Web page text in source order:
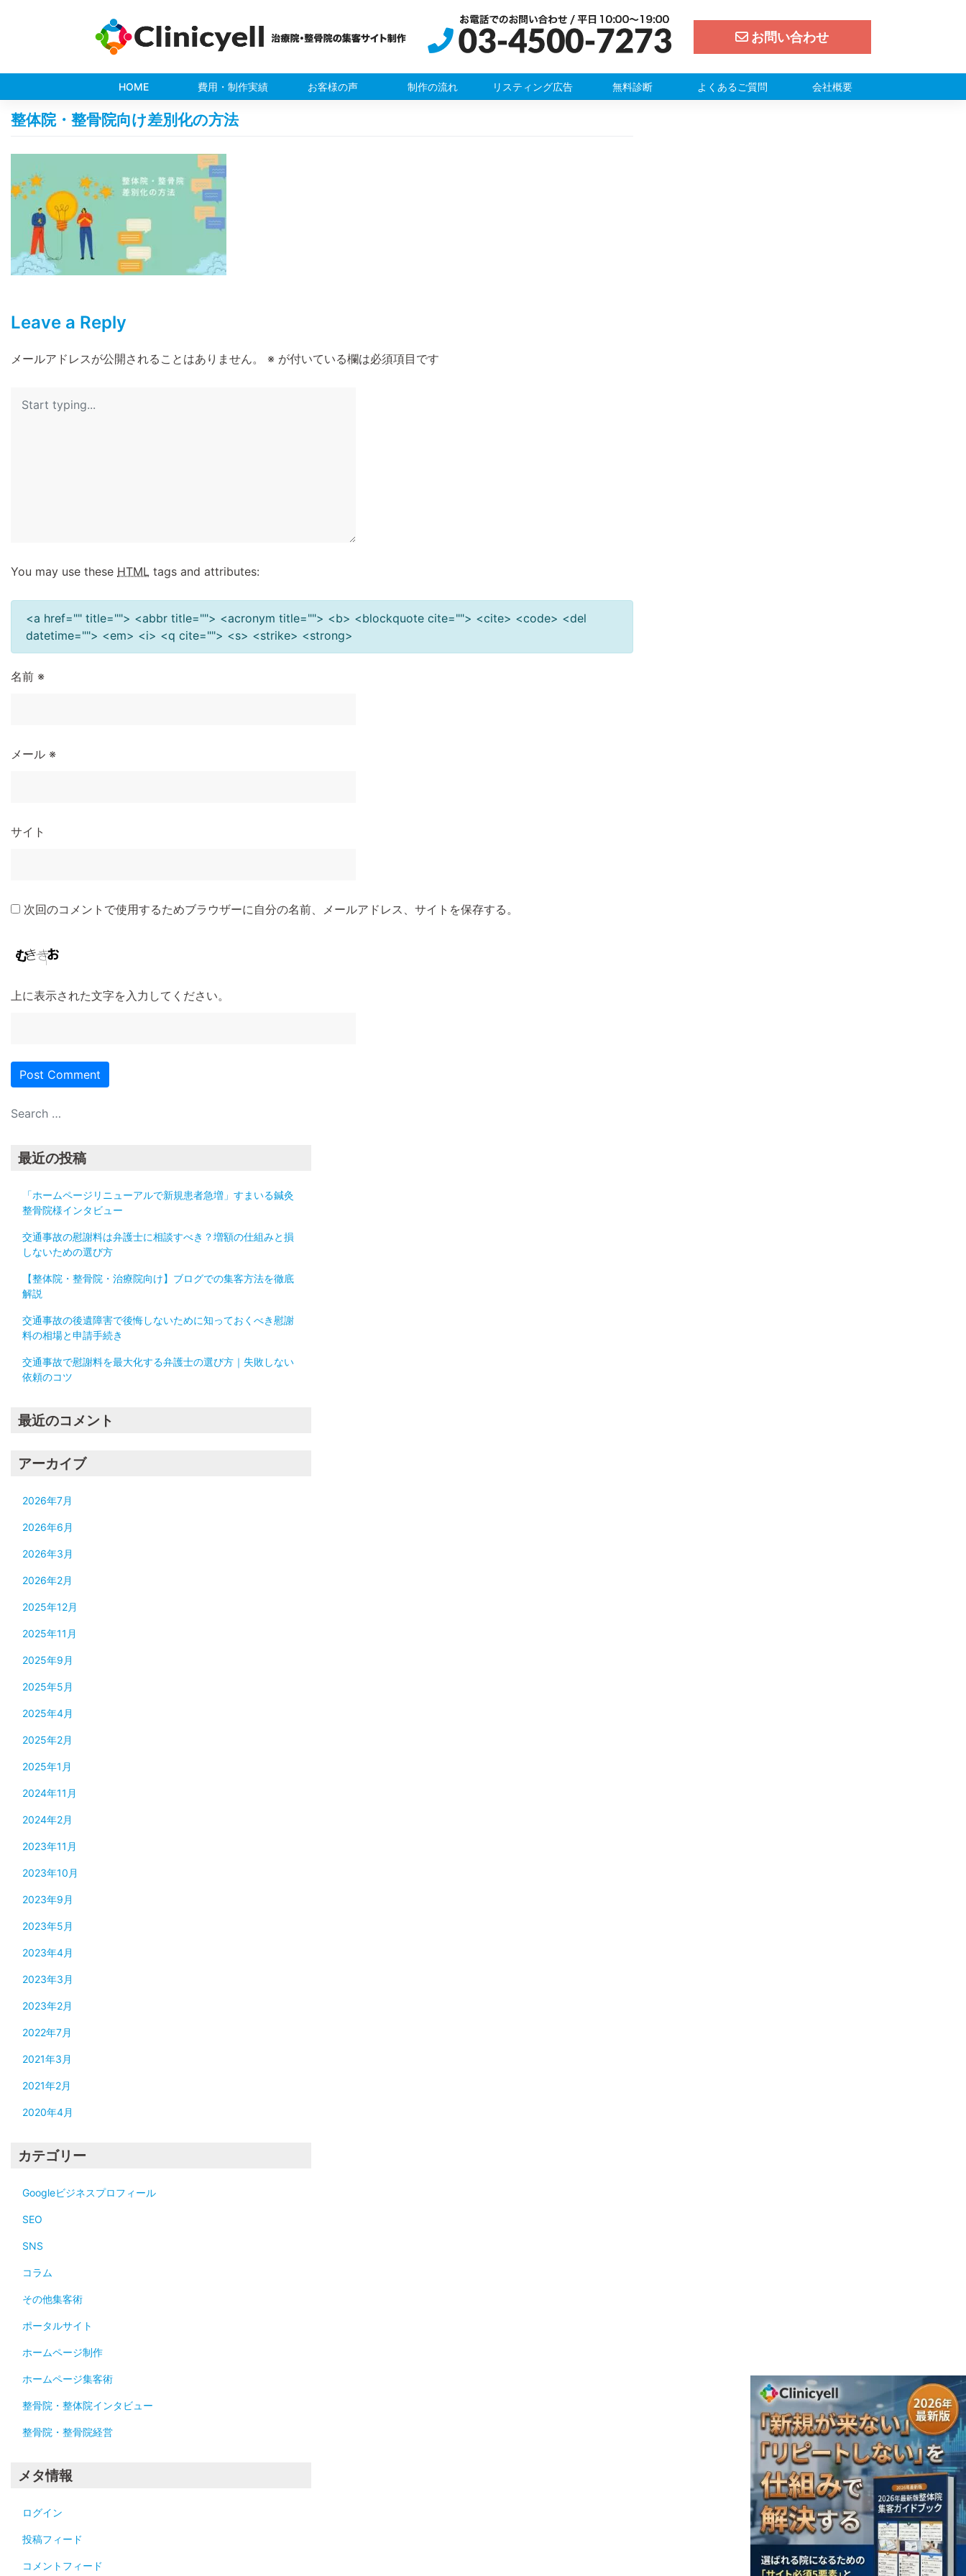
お問い合わせ
HOME 費用・制作実績 お客様の声 制作の流れ リスティング広告 無料診断 よくあるご質問 会社概要
整体院・整骨院向け差別化の方法
Leave a Reply
メールアドレスが公開されることはありません。 ※ が付いている欄は必須項目です
You may use these HTML tags and attributes:
<a href="" title=""> <abbr title=""> <acronym title=""> <b> <blockquote cite=""> <cite> <code> <del
datetime=""> <em> <i> <q cite=""> <s> <strike> <strong>
名前 ※
メール ※
サイト
次回のコメントで使用するためブラウザーに自分の名前、メールアドレス、サイトを保存する。
上に表示された文字を入力してください。
最近の投稿
「ホームページリニューアルで新規患者急増」すまいる鍼灸
整骨院様インタビュー
交通事故の慰謝料は弁護士に相談すべき？増額の仕組みと損
しないための選び方
【整体院・整骨院・治療院向け】ブログでの集客方法を徹底
解説
交通事故の後遺障害で後悔しないために知っておくべき慰謝
料の相場と申請手続き
交通事故で慰謝料を最大化する弁護士の選び方｜失敗しない
依頼のコツ
最近のコメント
アーカイブ
2026年7月
2026年6月
2026年3月
2026年2月
2025年12月
2025年11月
2025年9月
2025年5月
2025年4月
2025年2月
2025年1月
2024年11月
2024年2月
2023年11月
2023年10月
2023年9月
2023年5月
2023年4月
2023年3月
2023年2月
2022年7月
2021年3月
2021年2月
2020年4月
カテゴリー
Googleビジネスプロフィール
SEO
SNS
コラム
その他集客術
ポータルサイト
ホームページ制作
ホームページ集客術
整骨院・整体院インタビュー
整骨院・整骨院経営
メタ情報
ログイン
投稿フィード
コメントフィード